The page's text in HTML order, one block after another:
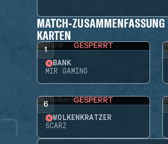
MATCH-ZUSAMMENFASSUNG
KARTEN
1 GESPERRT
BANK
MIR GAMING
6 GESPERRT
WOLKENKRATZER
SCARZ